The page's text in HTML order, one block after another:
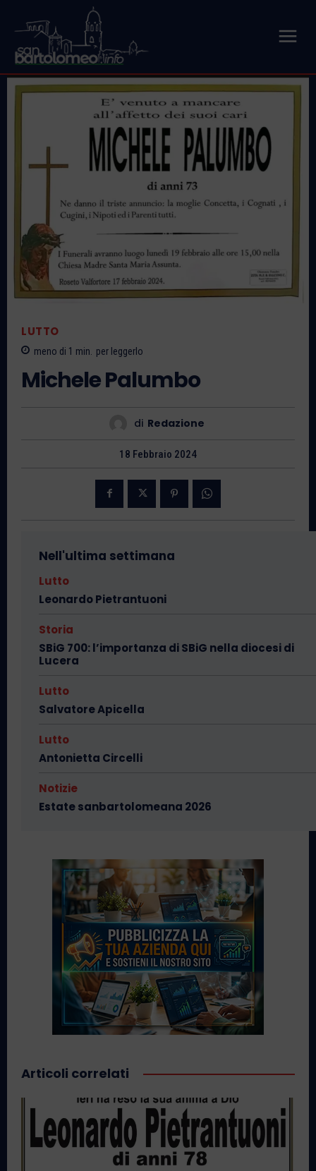
LUTTO
meno di 1 min. per leggerlo
Michele Palumbo
di Redazione
18 Febbraio 2024
Nell'ultima settimana
Lutto
Leonardo Pietrantuoni
Storia
SBiG 700: l’importanza di SBiG nella diocesi di
Lucera
Lutto
Salvatore Apicella
Lutto
Antonietta Circelli
Notizie
Estate sanbartolomeana 2026
Articoli correlati